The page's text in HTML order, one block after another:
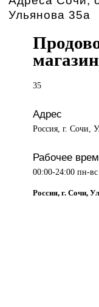
Ульянова 35а
35
Адрес
Россия, г. Сочи,
Рабочее
00:00-24:00 пн-вс
Россия, г. Сочи,